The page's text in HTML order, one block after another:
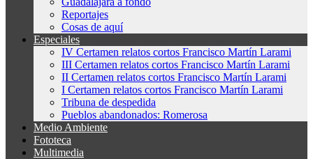
Reportajes
Cosas de aquí
Especiales
IV Certamen relatos cortos Francisco Martín Larami
III Certamen relatos cortos Francisco Martín Larami
II Certamen relatos cortos Francisco Martín Larami
I Certamen relatos cortos Francisco Martín Larami
Tribuna de despedida
Pueblos abandonados: Romerosa
Medio Ambiente
Fototeca
Multimedia